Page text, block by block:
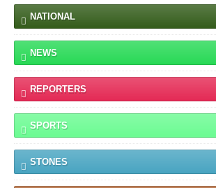
NATIONAL
NEWS
REPORTERS
SPORTS
STONES